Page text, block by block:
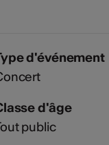
d'événement
d'âge
public